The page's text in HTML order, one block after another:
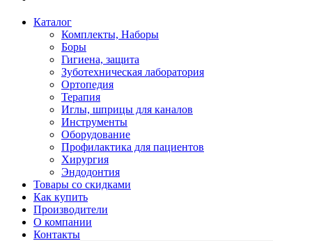
Каталог
Комплекты, Наборы
Боры
Гигиена, защита
Зуботехническая лаборатория
Ортопедия
Терапия
Иглы, шприцы для каналов
Инструменты
Оборудование
Профилактика для пациентов
Хирургия
Эндодонтия
Товары со скидками
Как купить
Производители
О компании
Контакты